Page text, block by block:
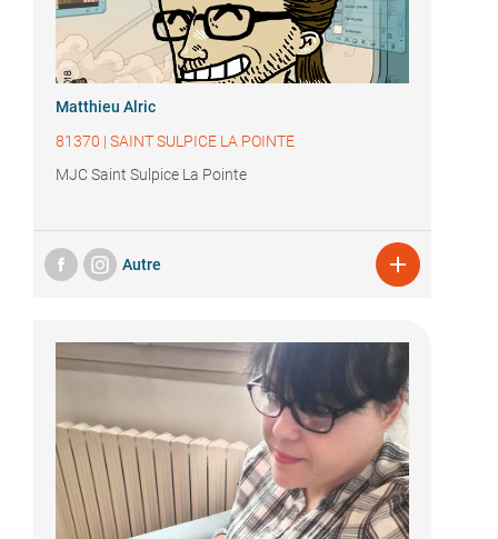
Matthieu Alric
81370 | SAINT SULPICE LA POINTE
MJC Saint Sulpice La Pointe
Autre 